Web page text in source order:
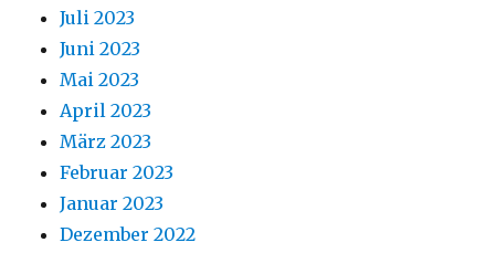
Juli 2023
Juni 2023
Mai 2023
April 2023
März 2023
Februar 2023
Januar 2023
Dezember 2022